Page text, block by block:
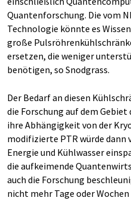
Quantenforschung. Die vom
Technologie könnte es
große
ersetzen, die weniger
benötigen, so Snodgrass.
Der Bedarf an diesen
die Forschung auf dem
ihre Abhängigkeit von der
modifizierte PTR würde dann
Energie und Kühlwasser
die aufkeimende
auch die Forschung
nicht mehr Tage oder